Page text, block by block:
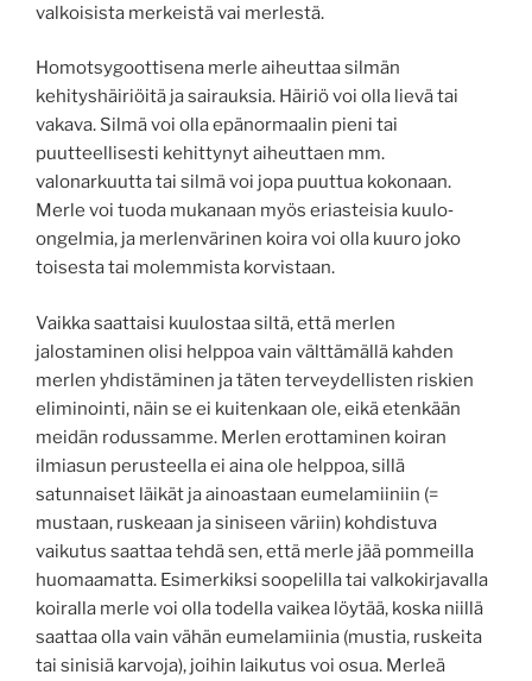
valkoisista merkeistä vai merlestä.
Homotsygoottisena merle aiheuttaa silmän
kehityshäiriöitä ja sairauksia. Häiriö voi olla lievä tai
vakava. Silmä voi olla epänormaalin pieni tai
puutteellisesti kehittynyt aiheuttaen mm.
valonarkuutta tai silmä voi jopa puuttua kokonaan.
Merle voi tuoda mukanaan myös eriasteisia kuulo‐
ongelmia, ja merlenvärinen koira voi olla kuuro joko
toisesta tai molemmista korvistaan.
Vaikka saattaisi kuulostaa siltä, että merlen
jalostaminen olisi helppoa vain välttämällä kahden
merlen yhdistäminen ja täten terveydellisten riskien
eliminointi, näin se ei kuitenkaan ole, eikä etenkään
meidän rodussamme. Merlen erottaminen koiran
ilmiasun perusteella ei aina ole helppoa, sillä
satunnaiset läikät ja ainoastaan eumelamiiniin (=
mustaan, ruskeaan ja siniseen väriin) kohdistuva
vaikutus saattaa tehdä sen, että merle jää pommeilla
huomaamatta. Esimerkiksi soopelilla tai valkokirjavalla
koiralla merle voi olla todella vaikea löytää, koska niillä
saattaa olla vain vähän eumelamiinia (mustia, ruskeita
tai sinisiä karvoja), joihin laikutus voi osua. Merleä